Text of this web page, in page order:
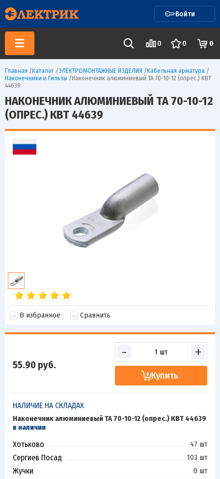
Войти
0 0 0
Главная /Каталог /ЭЛЕКТРОМОНТАЖНЫЕ ИЗДЕЛИЯ /Кабельная арматура /
Наконечники и Гильзы /Наконечник алюминиевый ТА 70-10-12 (опрес.) КВТ
44639
НАКОНЕЧНИК АЛЮМИНИЕВЫЙ ТА 70-10-12
(ОПРЕС.) КВТ 44639
В избранное Сравнить
55.90 руб.
- +
Купить
НАЛИЧИЕ НА СКЛАДАХ
Наконечник алюминиевый ТА 70-10-12 (опрес.) КВТ 44639
в наличии
Хотьково 47 шт
Сергиев Посад 103 шт
Жучки 0 шт